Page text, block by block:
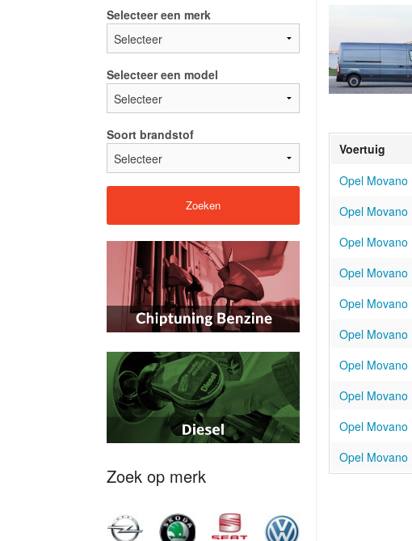
Selecteer een merk
Selecteer een model
Soort brandstof
Zoek op merk
Voertuig
Opel Movano
Opel Movano
Opel Movano
Opel Movano
Opel Movano
Opel Movano
Opel Movano
Opel Movano
Opel Movano
Opel Movano